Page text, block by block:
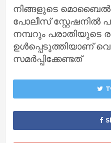
നിങ്ങളുടെ മൊബൈൽ
പോലീസ് സ്റ്റേഷനിൽ
നമ്പറും പരാതിയുടെ
ഉൾപ്പെടുത്തിയാണ്
സമർപ്പിക്കേണ്ടത്